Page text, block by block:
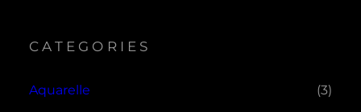
CATEGORIES
Aquarelle (3)